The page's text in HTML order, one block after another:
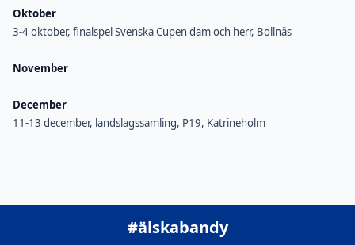
Oktober
3-4 oktober, finalspel Svenska Cupen dam och herr, Bollnäs
November
December
11-13 december, landslagssamling, P19, Katrineholm
#älskabandy